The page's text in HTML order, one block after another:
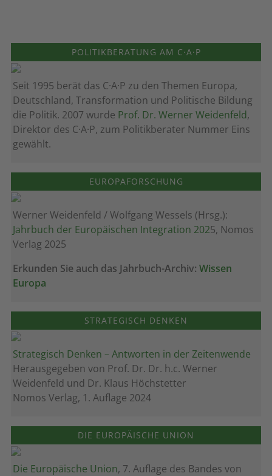
POLITIKBERATUNG AM C·A·P
Seit 1995 berät das C·A·P zu den Themen Europa,
Deutschland, Transformation und Politische Bildung
die Politik. 2007 wurde Prof. Dr. Werner Weidenfeld,
Direktor des C·A·P, zum Politik­berater Nummer Eins
gewählt.
EUROPAFORSCHUNG
Werner Weidenfeld / Wolfgang Wessels (Hrsg.):
Jahrbuch der Europäischen Integration 2025, Nomos
Verlag 2025
Erkunden Sie auch das Jahrbuch-Archiv: Wissen
Europa
STRATEGISCH DENKEN
Strategisch Denken – Antworten in der Zeitenwende
Herausgegeben von Prof. Dr. Dr. h.c. Werner
Weidenfeld und Dr. Klaus Höchstetter
Nomos Verlag, 1. Auflage 2024
DIE EUROPÄISCHE UNION
Die Europäische Union, 7. Auflage des Bandes von